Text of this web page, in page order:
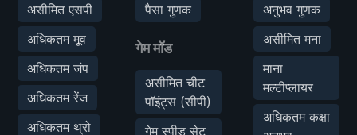
असीमित एसपी
अधिकतम मूव
अधिकतम जंप
अधिकतम रेंज
अधिकतम थ्रो
पैसा गुणक
गेम मॉड
असीमित चीट
पॉइंट्स (सीपी)
गेम स्पीड सेट
अनुभव गुणक
असीमित मना
माना
मल्टीप्लायर
अधिकतम कक्षा